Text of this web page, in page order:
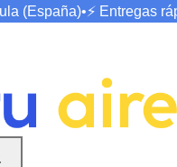
(España)•⚡ Entregas